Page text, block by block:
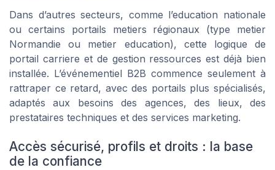
Dans d’autres secteurs, comme l’education nationale
ou certains portails metiers régionaux (type metier
Normandie ou metier education), cette logique de
portail carriere et de gestion ressources est déjà bien
installée. L’événementiel B2B commence seulement à
rattraper ce retard, avec des portails plus spécialisés,
adaptés aux besoins des agences, des lieux, des
prestataires techniques et des services marketing.
Accès sécurisé, profils et droits : la base
de la confiance